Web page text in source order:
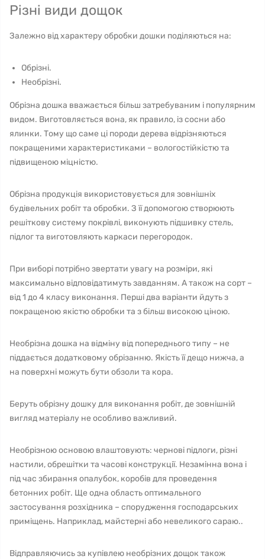
Різні види дощок
Залежно від характеру обробки дошки поділяються на:
Обрізні.
Необрізні.
Обрізна дошка вважається більш затребуваним і популярним
видом. Виготовляється вона, як правило, із сосни або
ялинки. Тому що саме ці породи дерева відрізняються
покращеними характеристиками – вологостійкістю та
підвищеною міцністю.
Обрізна продукція використовується для зовнішніх
будівельних робіт та обробки. З її допомогою створюють
решіткову систему покрівлі, виконують підшивку стель,
підлог та виготовляють каркаси перегородок.
При виборі потрібно звертати увагу на розміри, які
максимально відповідатимуть завданням. А також на сорт –
від 1 до 4 класу виконання. Перші два варіанти йдуть з
покращеною якістю обробки та з більш високою ціною.
Необрізна дошка на відміну від попереднього типу – не
піддається додатковому обрізанню. Якість її дещо нижча, а
на поверхні можуть бути обзоли та кора.
Беруть обрізну дошку для виконання робіт, де зовнішній
вигляд матеріалу не особливо важливий.
Необрізною основою влаштовують: чернові підлоги, різні
настили, обрешітки та часові конструкції. Незамінна вона і
під час збирання опалубок, коробів для проведення
бетонних робіт. Ще одна область оптимального
застосування розхідника – спорудження господарських
приміщень. Наприклад, майстерні або невеликого сараю..
Відправляючись за купівлею необрізних дощок також